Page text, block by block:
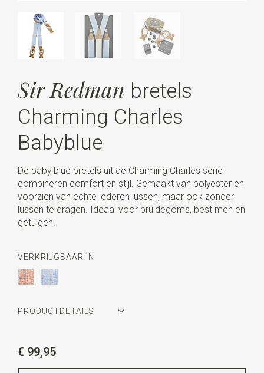
Sir Redman bretels
Charming Charles
Babyblue
De baby blue bretels uit de Charming Charles serie
combineren comfort en stijl. Gemaakt van polyester en
voorzien van echte lederen lussen, maar ook zonder
lussen te dragen. Ideaal voor bruidegoms, best men en
getuigen.
VERKRIJGBAAR IN
PRODUCTDETAILS
lichtblauw / wit
€ 99,95